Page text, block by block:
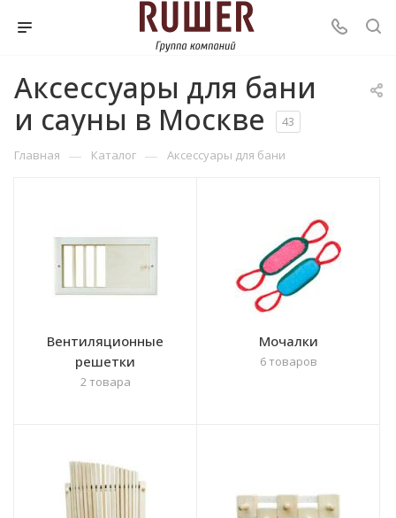
Аксессуары для бани
и сауны в Москве
43
Главная — Каталог — Аксессуары для бани
Вентиляционные
решетки
2 товара
Мочалки
6 товаров